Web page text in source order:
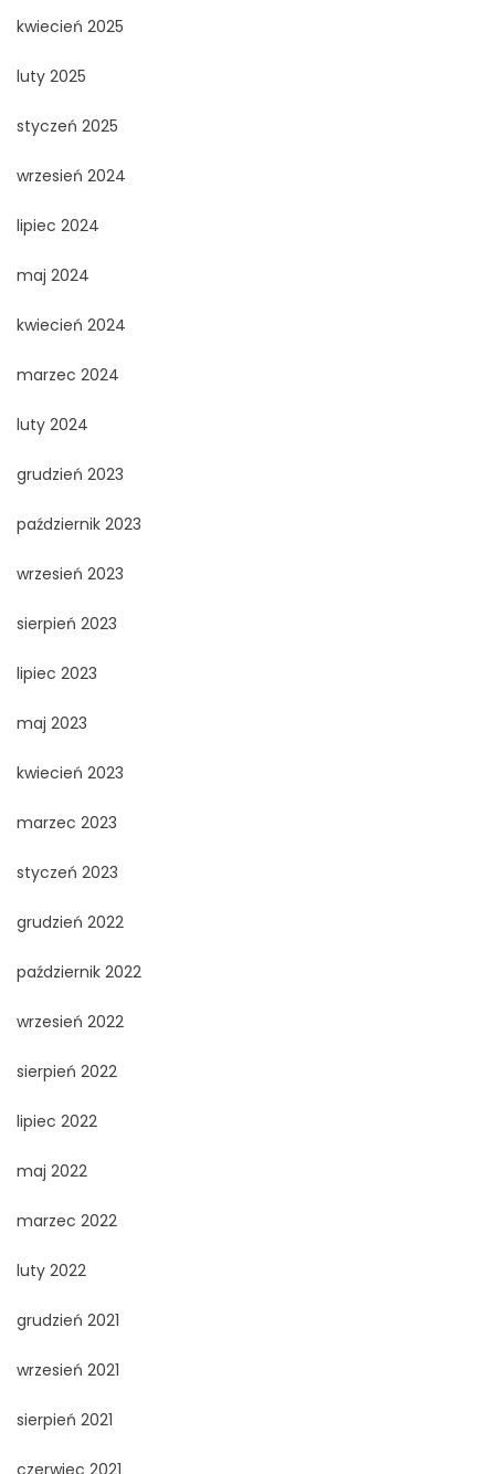
kwiecień 2025
luty 2025
styczeń 2025
wrzesień 2024
lipiec 2024
maj 2024
kwiecień 2024
marzec 2024
luty 2024
grudzień 2023
październik 2023
wrzesień 2023
sierpień 2023
lipiec 2023
maj 2023
kwiecień 2023
marzec 2023
styczeń 2023
grudzień 2022
październik 2022
wrzesień 2022
sierpień 2022
lipiec 2022
maj 2022
marzec 2022
luty 2022
grudzień 2021
wrzesień 2021
sierpień 2021
czerwiec 2021